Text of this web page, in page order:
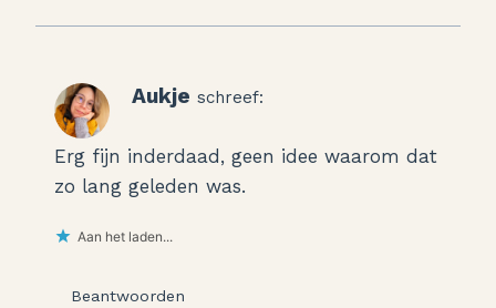
Aukje schreef:
Erg fijn inderdaad, geen idee waarom dat
zo lang geleden was.
Aan het laden...
Beantwoorden